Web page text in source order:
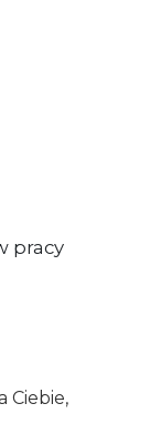
pracy
Ciebie,